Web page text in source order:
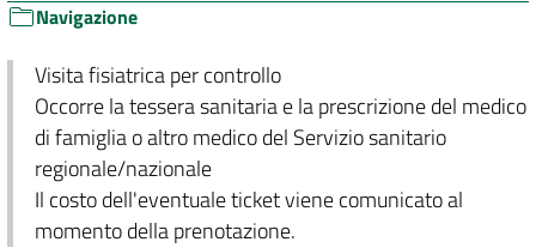
Navigazione
Visita fisiatrica per controllo
Occorre la tessera sanitaria e la prescrizione del medico
di famiglia o altro medico del Servizio sanitario
regionale/nazionale
Il costo dell'eventuale ticket viene comunicato al
momento della prenotazione.